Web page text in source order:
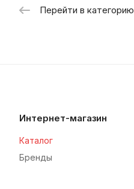
Перейти в категорию
Интернет-магазин
Каталог
Бренды